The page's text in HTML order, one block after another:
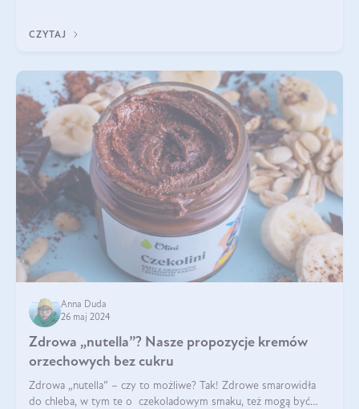
CZYTAJ
Anna Duda
26 maj 2024
Zdrowa „nutella”? Nasze propozycje kremów
orzechowych bez cukru
Zdrowa „nutella” – czy to możliwe? Tak! Zdrowe smarowidła
do chleba, w tym te o czekoladowym smaku, też mogą być